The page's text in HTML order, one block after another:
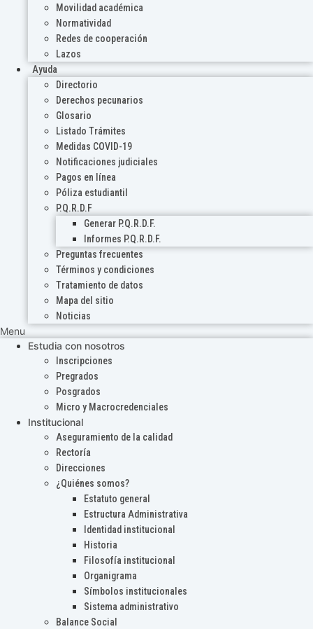
Movilidad académica
Normatividad
Redes de cooperación
Lazos
Ayuda
Directorio
Derechos pecunarios
Glosario
Listado Trámites
Medidas COVID-19
Notificaciones judiciales
Pagos en línea
Póliza estudiantil
P.Q.R.D.F
Generar P.Q.R.D.F.
Informes P.Q.R.D.F.
Preguntas frecuentes
Términos y condiciones
Tratamiento de datos
Mapa del sitio
Noticias
Menu
Estudia con nosotros
Inscripciones
Pregrados
Posgrados
Micro y Macrocredenciales
Institucional
Aseguramiento de la calidad
Rectoría
Direcciones
¿Quiénes somos?
Estatuto general
Estructura Administrativa
Identidad institucional
Historia
Filosofía institucional
Organigrama
Símbolos institucionales
Sistema administrativo
Balance Social